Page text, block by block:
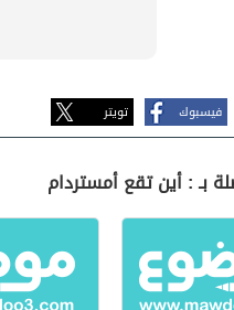
فيسبوك تويتر
بـ : أين تقع أمستردام